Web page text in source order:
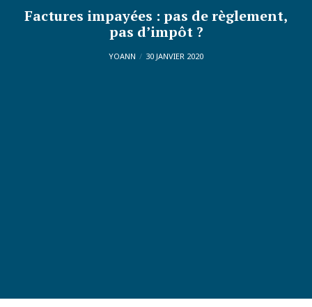
Factures impayées : pas de règlement,
pas d’impôt ?
YOANN 30 JANVIER 2020